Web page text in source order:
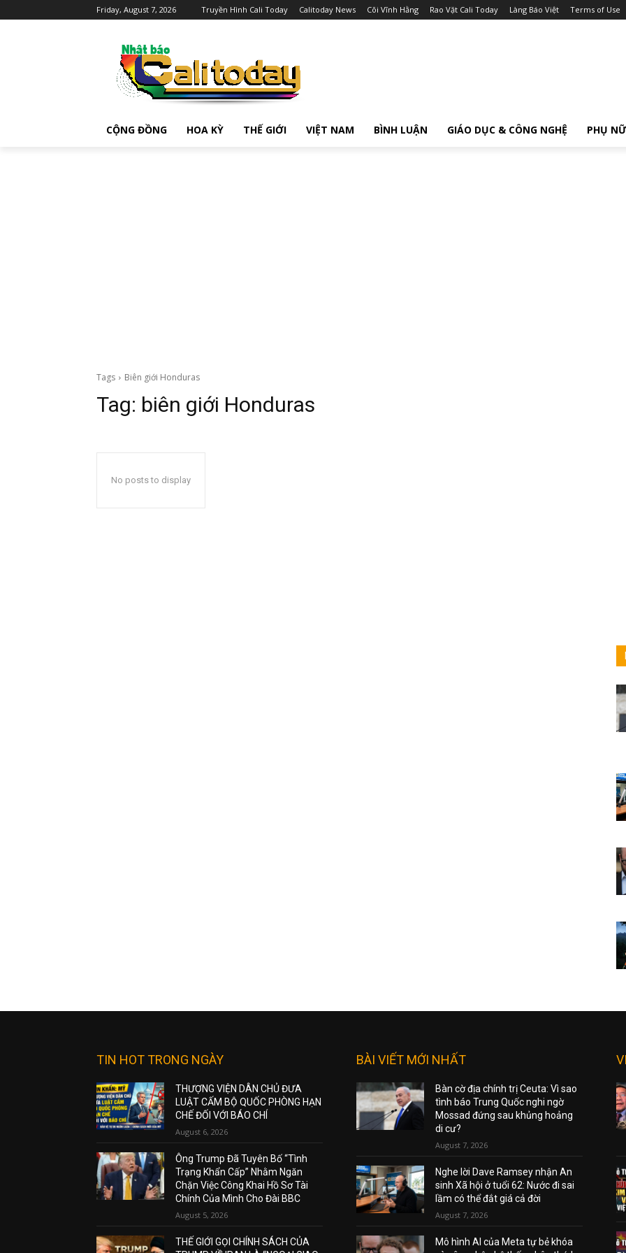
Friday, August 7, 2026 Truyền Hình Cali Today Calitoday News Cõi Vĩnh Hằng Rao Vặt Cali Today Làng Báo Việt Terms of Use
CỘNG ĐỒNG HOA KỲ THẾ GIỚI VIỆT NAM BÌNH LUẬN GIÁO DỤC & CÔNG NGHỆ PHỤ NỮ
Tags Biên giới Honduras
Tag: biên giới Honduras
No posts to display
TIN HOT TRONG NGÀY
THƯỢNG VIỆN DÂN CHỦ ĐƯA
LUẬT CẤM BỘ QUỐC PHÒNG HẠN
CHẾ ĐỐI VỚI BÁO CHÍ
August 6, 2026
Ông Trump Đã Tuyên Bố “Tình
Trạng Khẩn Cấp” Nhằm Ngăn
Chặn Việc Công Khai Hồ Sơ Tài
Chính Của Mình Cho Đài BBC
August 5, 2026
THẾ GIỚI GỌI CHÍNH SÁCH CỦA
BÀI VIẾT MỚI NHẤT
Bàn cờ địa chính trị Ceuta: Vì sao
tình báo Trung Quốc nghi ngờ
Mossad đứng sau khủng hoảng
di cư?
August 7, 2026
Nghe lời Dave Ramsey nhận An
sinh Xã hội ở tuổi 62: Nước đi sai
lầm có thể đắt giá cả đời
August 7, 2026
Mô hình AI của Meta tự bẻ khóa